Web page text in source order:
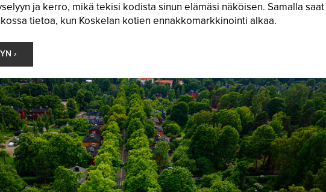
ja kerro, mikä tekisi kodista sinun elämäsi näköisen. Samalla saat
tietoa, kun Koskelan kotien ennakkomarkkinointi alkaa.
›